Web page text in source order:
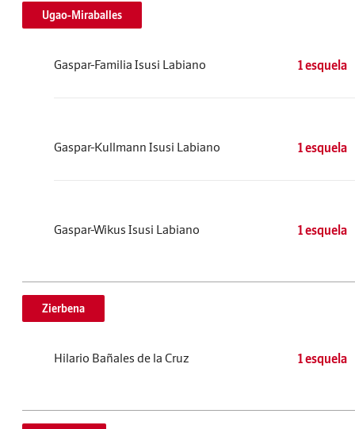
Ugao-Miraballes
Gaspar-Familia Isusi Labiano 1 esquela
Gaspar-Kullmann Isusi Labiano 1 esquela
Gaspar-Wikus Isusi Labiano 1 esquela
Zierbena
Hilario Bañales de la Cruz 1 esquela